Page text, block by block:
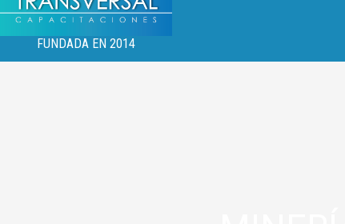
FUNDADA EN 2014